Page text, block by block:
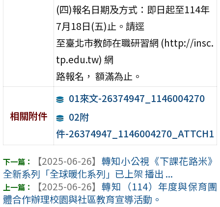
(四)報名日期及方式：即日起至114年
7月18日(五)止。請逕
至臺北市教師在職研習網 (http://insc.
tp.edu.tw) 網
路報名， 額滿為止。
相關附件
01來文-26374947_1146004270
02附
件-26374947_1146004270_ATTCH1
【2025-06-26】 轉知小公視《下課花路米》
全新系列「全球暖化系列」已上架 播出 ...
【2025-06-26】 轉知（114）年度與保育團
體合作辦理校園與社區教育宣導活動。